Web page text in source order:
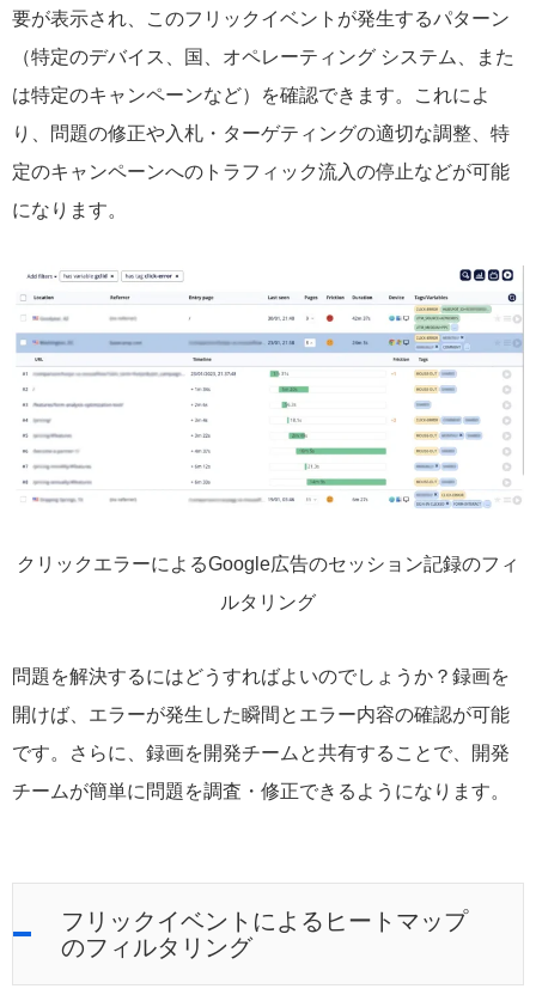
要が表示され、このフリックイベントが発生するパターン
（特定のデバイス、国、オペレーティング システム、また
は特定のキャンペーンなど）を確認できます。これによ
り、問題の修正や入札・ターゲティングの適切な調整、特
定のキャンペーンへのトラフィック流入の停止などが可能
になります。
クリックエラーによるGoogle広告のセッション記録のフィ
ルタリング
問題を解決するにはどうすればよいのでしょうか？録画を
開けば、エラーが発生した瞬間とエラー内容の確認が可能
です。さらに、録画を開発チームと共有することで、開発
チームが簡単に問題を調査・修正できるようになります。
フリックイベントによるヒートマップ
のフィルタリング